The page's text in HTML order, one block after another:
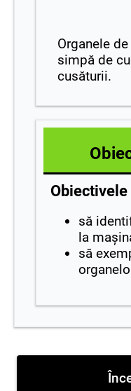
Organele
simpă de
cusăturii.
să
la
să